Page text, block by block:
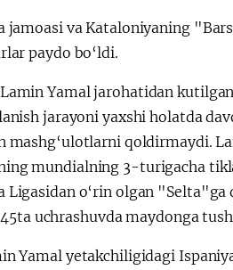
jamoasi va Kataloniyaning
paydo bo‘ldi.
Yamal jarohatidan
jarayoni yaxshi holatda
mashg‘ulotlarni qoldirmaydi.
mundialning 3-turigacha
Ligasidan o‘rin olgan
uchrashuvda maydonga
Yamal yetakchiligidagi